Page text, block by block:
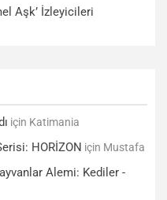
Aşk’ İzleyicileri
için Katimania
HORİZON için Mustafa
Alemi: Kediler -